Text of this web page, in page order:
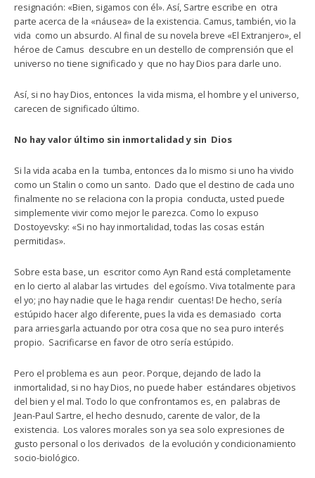
resignación: «Bien, sigamos con él». Así, Sartre escribe en otra
parte acerca de la «náusea» de la existencia. Camus, también, vio la
vida como un absurdo. Al final de su novela breve «El Extranjero», el
héroe de Camus descubre en un destello de comprensión que el
universo no tiene significado y que no hay Dios para darle uno.
Así, si no hay Dios, entonces la vida misma, el hombre y el universo,
carecen de significado último.
No hay valor último sin inmortalidad y sin Dios
Si la vida acaba en la tumba, entonces da lo mismo si uno ha vivido
como un Stalin o como un santo. Dado que el destino de cada uno
finalmente no se relaciona con la propia conducta, usted puede
simplemente vivir como mejor le parezca. Como lo expuso
Dostoyevsky: «Si no hay inmortalidad, todas las cosas están
permitidas».
Sobre esta base, un escritor como Ayn Rand está completamente
en lo cierto al alabar las virtudes del egoísmo. Viva totalmente para
el yo; ¡no hay nadie que le haga rendir cuentas! De hecho, sería
estúpido hacer algo diferente, pues la vida es demasiado corta
para arriesgarla actuando por otra cosa que no sea puro interés
propio. Sacrificarse en favor de otro sería estúpido.
Pero el problema es aun peor. Porque, dejando de lado la
inmortalidad, si no hay Dios, no puede haber estándares objetivos
del bien y el mal. Todo lo que confrontamos es, en palabras de
Jean-Paul Sartre, el hecho desnudo, carente de valor, de la
existencia. Los valores morales son ya sea solo expresiones de
gusto personal o los derivados de la evolución y condicionamiento
socio-biológico.